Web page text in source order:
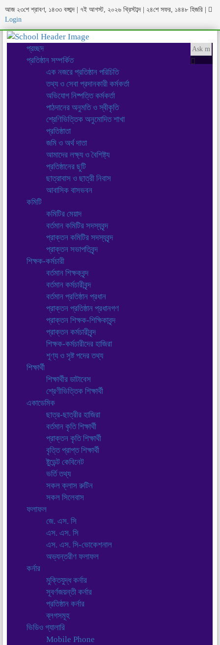
আজ ২৩শে শ্রাবণ, ১৪৩৩ বঙ্গাব্দ | ৭ই আগস্ট, ২০২৬ খ্রিস্টাব্দ | ২৪শে সফর, ১৪৪৮ হিজরি
Login
প্রচ্ছদ
প্রতিষ্ঠান সম্পর্কিত
এক নজরে প্রতিষ্ঠান পরিচিতি
তথ্য ও সেবা প্রদানকারী কর্মকর্তা
অভিযোগ নিষ্পত্তি কর্মকর্তা
পাঠদানের অনুমতি ও স্বীকৃতি
শ্রেণিভিত্তিক অনুমোদিত শাখা
প্রতিষ্ঠাতা
জমি ও অর্থ দাতা
আমাদের লক্ষ্য ও বৈশিষ্ট্য
প্রতিষ্ঠানের ছুটি
ছাত্রাবাস ও ছাত্রী নিবাস
আবাসিক বাসভবন
কমিটি
কমিটির মেয়াদ
বর্তমান কমিটির সদস্যবৃন্দ
প্রাক্তন কমিটির সদস্যবৃন্দ
প্রাক্তন সভাপতিবৃন্দ
শিক্ষক-কর্মচারী
বর্তমান শিক্ষকবৃন্দ
বর্তমান কর্মচারীবৃন্দ
বর্তমান প্রতিষ্ঠান প্রধান
প্রাক্তন প্রতিষ্ঠান প্রধানগণ
প্রাক্তন শিক্ষক-শিক্ষিকাবৃন্দ
প্রাক্তন কর্মচারীবৃন্দ
শিক্ষক-কর্মচারীদের হাজিরা
শূণ্য ও সৃষ্ট পদের তথ্য
শিক্ষার্থী
শিক্ষার্থীর ডাটাবেস
শ্রেণীভিত্তিক শিক্ষার্থী
একাডেমিক
ছাত্র-ছাত্রীর হাজিরা
বর্তমান কৃতি শিক্ষার্থী
প্রাক্তন কৃতি শিক্ষার্থী
বৃত্তি প্রাপ্ত শিক্ষার্থী
ষ্টুডেন্ট কেবিনেট
ভর্তি তথ্য
সকল ক্লাস রুটিন
সকল সিলেবাস
ফলাফল
জে. এস. সি
এস. এস. সি
এস. এস. সি-ভোকেশনাল
অভ্যন্তরীণ ফলাফল
কর্নার
মুক্তিযুদ্ধ কর্নার
সূবর্ণজয়ন্তী কর্নার
প্রতিষ্ঠান কর্নার
ব্লগসমূহ
ভিডিও গ্যালারি
Mobile Phone